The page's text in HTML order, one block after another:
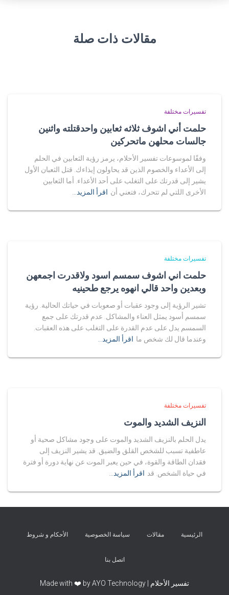
مقالات ذات صلة
تفسيرات مختلفة
حلمت أني اشوف ثلاثه ثعابين واحدقتلته واثنين
جالسات محلهن ماتحركين
وفقًا لموسوعات تفسير الأحلام، يرمز رؤية الثعابين في الحلم
إلى الأعداء والخصوم الذين قد يحاولون إيذاءك. قتل الثعبان الأول
يشير إلى قدرتك على التغلب على أحد الأعداء. أما الثعابين
الأخرى اللتي لم تتحرك، فتعني أن اقرأ المزيد…
تفسيرات مختلفة
حلمت اني اشوف سمسم اسود ولاقدرت اجمعهن
وبعدين واحد قالي انهوه يرجع طحينيه
تشير الرؤية إلى وجود عقبات أو صعوبات في حياتك الحالية. رؤية
سمسم أسود يمثل العناء والمشاكل. عدم قدرتك على جمع
السمسم يدل على عدم القدرة على التغلب على هذه العقبات.
وعندما قال لك شخص ما اقرأ المزيد…
تفسيرات مختلفة
النزيف الشديد والموت
يدل الحلم بالنزيف الشديد والموت على وجود مشاكل صحية أو
عاطفية تسبب للشخص القلق والضيق. قد يشير النزيف إلى
فقدان الطاقة والقوة، في حين يعبر الموت عن نهاية دورة أو فترة
في حياة الشخص. قد اقرأ المزيد…
الرئيسية مقالات سياسة الخصوصية الأحكام و شروط
اتصل بنا
تفسير الأحلام | Made with ❤️ by AYO Technology